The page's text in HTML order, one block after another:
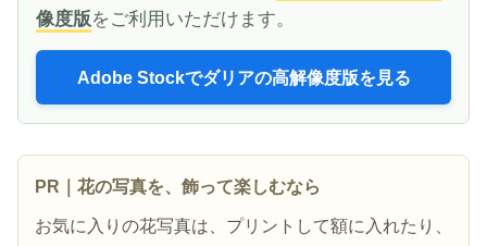
像度版をご利用いただけます。
Adobe Stockでダリアの高解像度版を見る
PR｜花の写真を、飾って楽しむなら
お気に入りの花写真は、プリントして額に入れたり、